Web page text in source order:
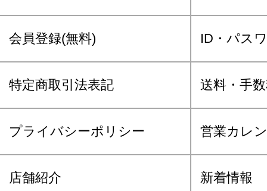
会員登録(無料) ID・パス
特定商取引法表記 送料・手
プライバシーポリシー 営業カレ
店舗紹介 新着情報